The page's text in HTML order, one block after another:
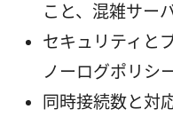
こと、混雑サー
セキュリティと
ノーログポリシ
同時接続数と対